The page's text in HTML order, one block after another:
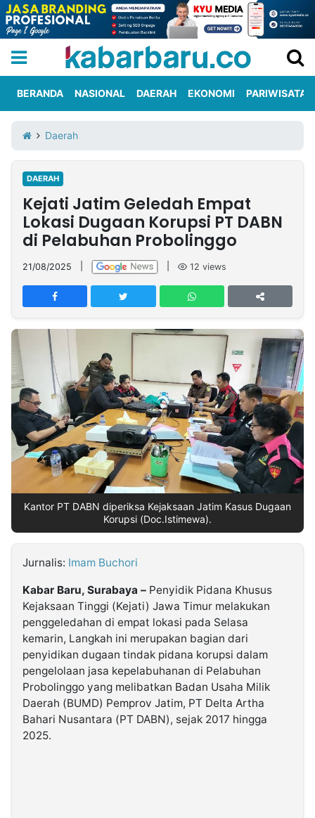
Iklan
Berita
Kami
Nasional
International
Olahraga
Entertainment
Daerah
Pariwisata
Kuliner
Kolom
Network
PT
TREETAN
INDONESIA
Partner
Insight
NTB
Suara
Time
Lens
IDN
Daily
Jogja
Jalan
Rakyat
Idealita
News
Kita
Notice
Radar
Baru
Seedbacklink
Kabarbaru
Kabarbaru.co
2026
Kabarbaru
BERANDA NASIONAL DAERAH EKONOMI PARIWISATA
Daerah
DAERAH
Kejati Jatim Geledah Empat
Lokasi Dugaan Korupsi PT DABN
di Pelabuhan Probolinggo
21/08/2025 12 views
Kantor PT DABN diperiksa Kejaksaan Jatim Kasus Dugaan
Korupsi (Doc.Istimewa).
Jurnalis: Imam Buchori
Kabar Baru, Surabaya – Penyidik Pidana Khusus
Kejaksaan Tinggi (Kejati) Jawa Timur melakukan
penggeledahan di empat lokasi pada Selasa
kemarin, Langkah ini merupakan bagian dari
penyidikan dugaan tindak pidana korupsi dalam
pengelolaan jasa kepelabuhanan di Pelabuhan
Probolinggo yang melibatkan Badan Usaha Milik
Daerah (BUMD) Pemprov Jatim, PT Delta Artha
Bahari Nusantara (PT DABN), sejak 2017 hingga
2025.